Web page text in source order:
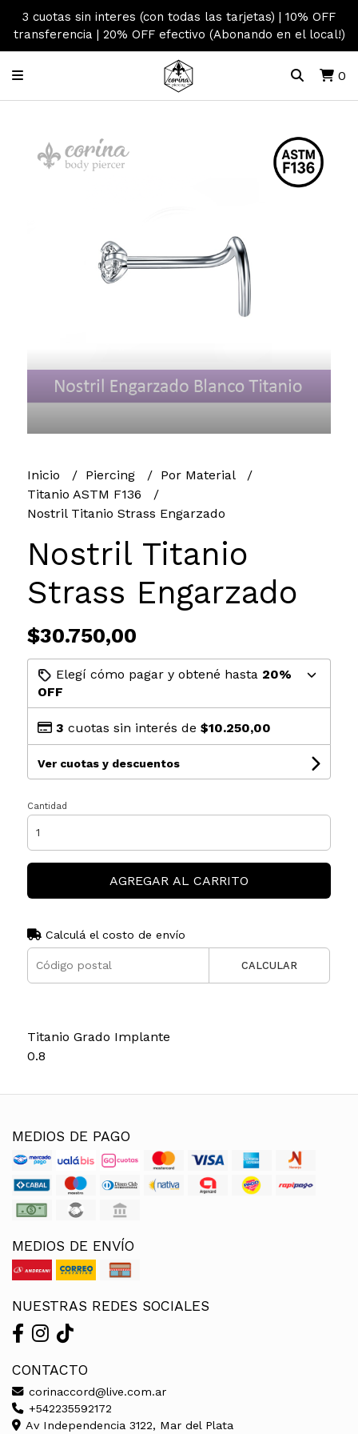
3 cuotas sin interes (con todas las tarjetas) | 10% OFF
transferencia | 20% OFF efectivo (Abonando en el local!)
0
Inicio Piercing
Por Material
Titanio ASTM F136
Nostril Titanio Strass Engarzado
Nostril Titanio
Strass Engarzado
$30.750,00
Elegí cómo pagar y obtené hasta 20%
OFF
3 cuotas sin interés de $10.250,00
Ver cuotas y descuentos
Cantidad
AGREGAR AL CARRITO
Calculá el costo de envío
CALCULAR
Titanio Grado Implante
0.8
MEDIOS DE PAGO
MEDIOS DE ENVÍO
NUESTRAS REDES SOCIALES
CONTACTO
corinaccord@live.com.ar
+542235592172
Av Independencia 3122, Mar del Plata